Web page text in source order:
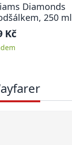
Diamonds
250 ml
Kč